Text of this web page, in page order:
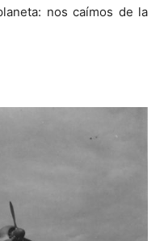
nos caímos de la